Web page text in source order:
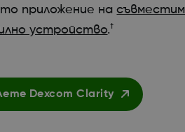
приложение на
устройство.†
Dexcom Clarity